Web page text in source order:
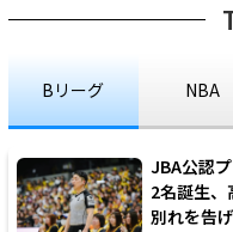
Bリーグ NBA
JBA公認
2名誕生
別れを告